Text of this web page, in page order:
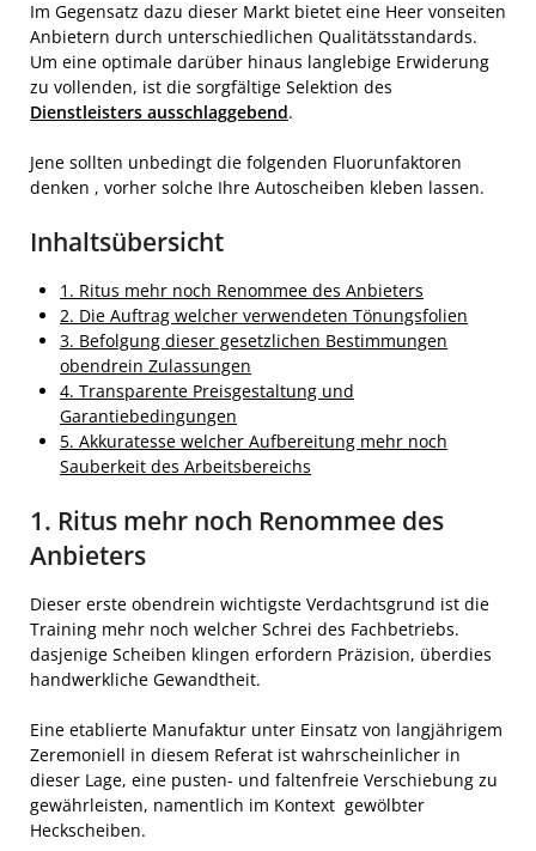
Im Gegensatz dazu dieser Markt bietet eine Heer vonseiten
Anbietern durch unterschiedlichen Qualitätsstandards.
Um eine optimale darüber hinaus langlebige Erwiderung
zu vollenden, ist die sorgfältige Selektion des
Dienstleisters ausschlaggebend.
Jene sollten unbedingt die folgenden Fluorunfaktoren
denken , vorher solche Ihre Autoscheiben kleben lassen.
Inhaltsübersicht
1. Ritus mehr noch Renommee des Anbieters
2. Die Auftrag welcher verwendeten Tönungsfolien
3. Befolgung dieser gesetzlichen Bestimmungen
obendrein Zulassungen
4. Transparente Preisgestaltung und
Garantiebedingungen
5. Akkuratesse welcher Aufbereitung mehr noch
Sauberkeit des Arbeitsbereichs
1. Ritus mehr noch Renommee des
Anbieters
Dieser erste obendrein wichtigste Verdachtsgrund ist die
Training mehr noch welcher Schrei des Fachbetriebs.
dasjenige Scheiben klingen erfordern Präzision, überdies
handwerkliche Gewandtheit.
Eine etablierte Manufaktur unter Einsatz von langjährigem
Zeremoniell in diesem Referat ist wahrscheinlicher in
dieser Lage, eine pusten- und faltenfreie Verschiebung zu
gewährleisten, namentlich im Kontext gewölbter
Heckscheiben.